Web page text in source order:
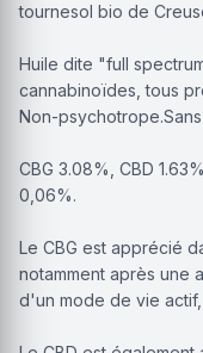
tournesol bio de
Huile dite "full
cannabinoïdes, tous
Non-psychotrope.Sans
CBG 3.08%, CBD
0,06%.
Le CBG est apprécié
notamment après une
d'un mode de vie